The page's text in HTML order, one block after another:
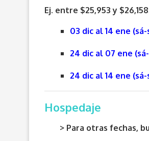
Ej. entre $25,953 y
03 dic al 14 ene (sá-
24 dic al 07 ene
24 dic al 14 ene (sá-
Hospedaje
> Para otras fechas,